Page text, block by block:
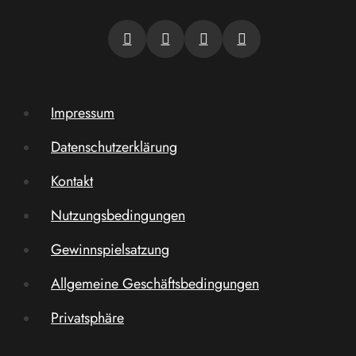
Impressum
Datenschutzerklärung
Kontakt
Nutzungsbedingungen
Gewinnspielsatzung
Allgemeine Geschäftsbedingungen
Privatsphäre